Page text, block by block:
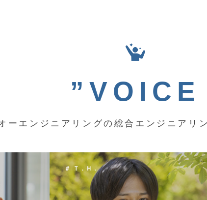
”VOICE
ーエンジニアリングの総合エンジニアリ
＃ Ｋ．Ｙ．